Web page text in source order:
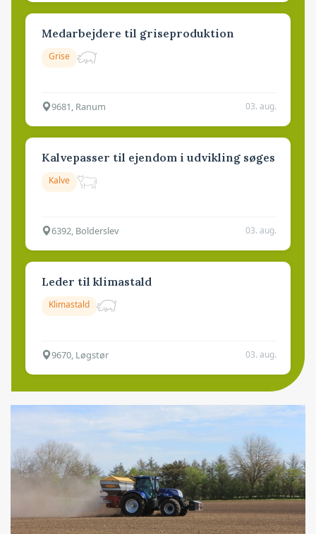
Medarbejdere til griseproduktion
Grise
9681, Ranum 03. aug.
Kalvepasser til ejendom i udvikling søges
Kalve
6392, Bolderslev 03. aug.
Leder til klimastald
Klimastald
9670, Løgstør 03. aug.